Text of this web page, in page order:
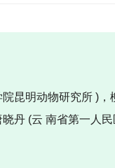
昆明动物研究所 )
丹 (云 南省第一人